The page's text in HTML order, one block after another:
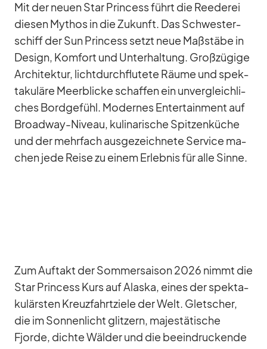
Mit der neuen Star Prin­cess führt die Ree­de­rei
die­sen My­thos in die Zu­kunft. Das Schwes­ter­
schiff der Sun Prin­cess setzt neue Maß­stäbe in
De­sign, Kom­fort und Un­ter­hal­tung. Groß­zü­gige
Ar­chi­tek­tur, licht­durch­flu­tete Räume und spek­
ta­ku­läre Meer­bli­cke schaf­fen ein un­ver­gleich­li­
ches Bord­ge­fühl. Mo­der­nes En­ter­tain­ment auf
Broad­way-Ni­veau, ku­li­na­ri­sche Spit­zen­kü­che
und der mehr­fach aus­ge­zeich­nete Ser­vice ma­
chen jede Reise zu ei­nem Er­leb­nis für alle Sinne.
Zum Auf­takt der Som­mer­sai­son 2026 nimmt die
Star Prin­cess Kurs auf Alaska, ei­nes der spek­ta­
ku­lärs­ten Kreuz­fahrt­ziele der Welt. Glet­scher,
die im Son­nen­licht glit­zern, ma­jes­tä­ti­sche
Fjorde, dichte Wäl­der und die be­ein­dru­ckende